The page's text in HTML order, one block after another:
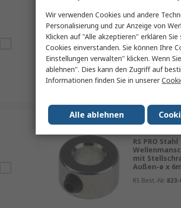
RS PRO Stahl
mit
Außen-ø x
RS Best.-Nr.823-
Auf Lager
RS PRO Stahl
mit
Außen-ø x
RS Best.-Nr. 823-
Wir verwenden Cookies und andere
Personalisierung und zur Anzeige von
Klicken auf "Alle akzeptieren" erklären
Cookies einverstanden. Sie können Ihre
Einstellungen verwalten" klicken. Wenn
ablehnen". Dies kann den Zugriff auf
Informationen finden Sie in unserer
Alle ablehnen